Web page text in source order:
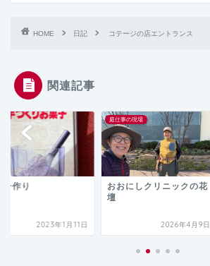
HOME 日記 コテージの店エントランス
関連記事
子作り
2023年1月11日
庭仕事の現場
おおにしクリニックの花
壇
2026年4月9日